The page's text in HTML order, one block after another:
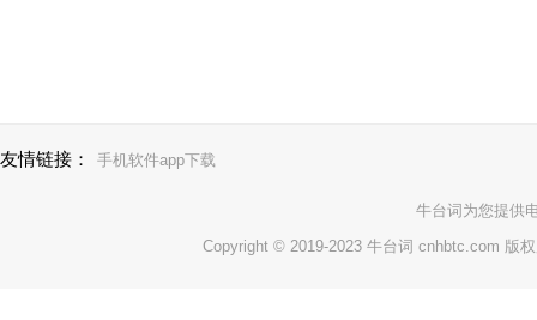
友情链接： 手机软件app下载
牛台词 为您提供
Copyright © 2019-2023 牛台词 cnhbtc.com 版